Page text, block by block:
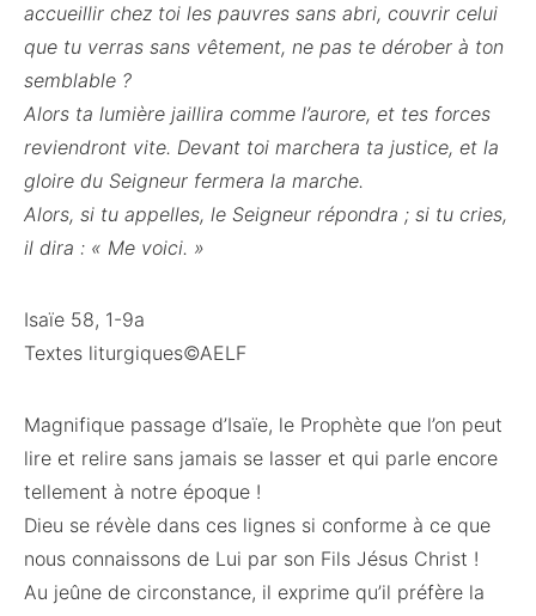
accueillir chez toi les pauvres sans abri, couvrir celui
que tu verras sans vêtement, ne pas te dérober à ton
semblable ?
Alors ta lumière jaillira comme l’aurore, et tes forces
reviendront vite. Devant toi marchera ta justice, et la
gloire du Seigneur fermera la marche.
Alors, si tu appelles, le Seigneur répondra ; si tu cries,
il dira : « Me voici. »
Isaïe 58, 1-9a
Textes liturgiques©AELF
Magnifique passage d’Isaïe, le Prophète que l’on peut
lire et relire sans jamais se lasser et qui parle encore
tellement à notre époque !
Dieu se révèle dans ces lignes si conforme à ce que
nous connaissons de Lui par son Fils Jésus Christ !
Au jeûne de circonstance, il exprime qu’il préfère la